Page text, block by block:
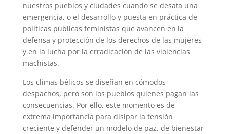
nuestros pueblos y ciudades cuando se desata una
emergencia, o el desarrollo y puesta en práctica de
políticas públicas feministas que avancen en la
defensa y protección de los derechos de las mujeres
y en la lucha por la erradicación de las violencias
machistas.
Los climas bélicos se diseñan en cómodos
despachos, pero son los pueblos quienes pagan las
consecuencias. Por ello, este momento es de
extrema importancia para disipar la tensión
creciente y defender un modelo de paz, de bienestar